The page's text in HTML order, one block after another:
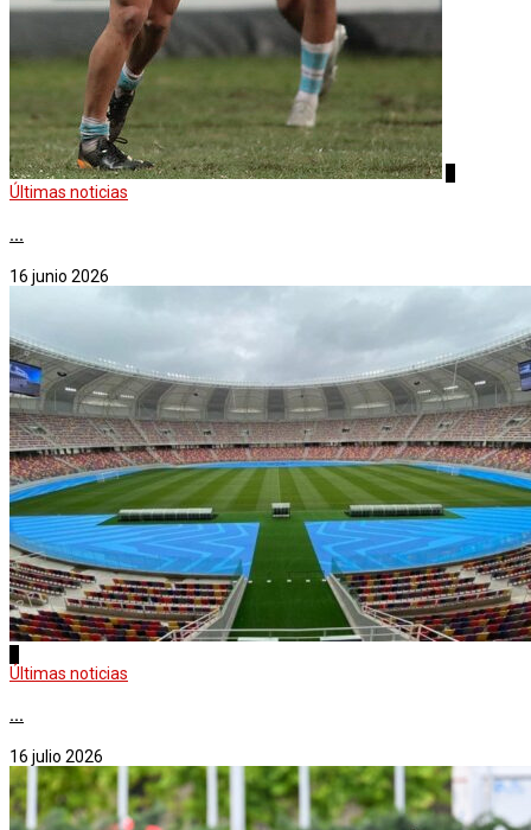
Últimas noticias
...
16 junio 2026
Últimas noticias
...
16 julio 2026